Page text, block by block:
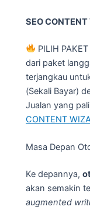
SEO
PILIH
dari paket
terjangkau
(Sekali Bayar)
Jualan yang
CONTENT
Masa Depan
Ke depannya,
akan semakin
augmented